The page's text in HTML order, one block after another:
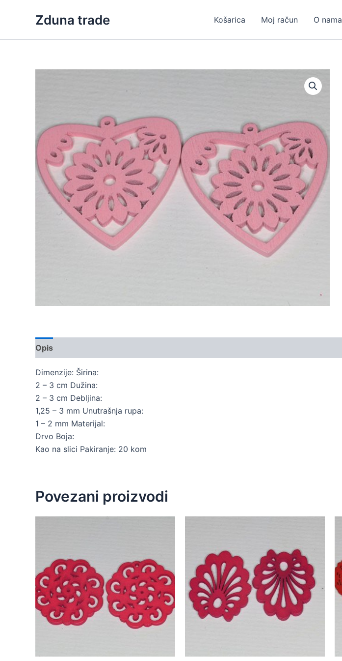
Zduna trade Košarica Moj račun O nama
Opis
Dimenzije: Širina:
2 – 3 cm Dužina:
2 – 3 cm Debljina:
1,25 – 3 mm Unutrašnja rupa:
1 – 2 mm Materijal:
Drvo Boja:
Kao na slici Pakiranje: 20 kom
Povezani proizvodi